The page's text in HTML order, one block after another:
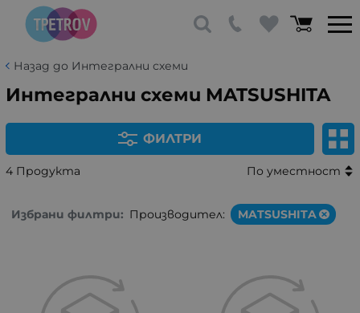
Назад до Интегрални схеми
Интегрални схеми MATSUSHITA
ФИЛТРИ
4 Продукта По уместност
Избрани филтри: Производител: MATSUSHITA